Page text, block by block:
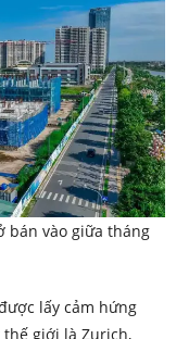
bán vào giữa tháng
lấy cảm hứng
giới là Zurich,